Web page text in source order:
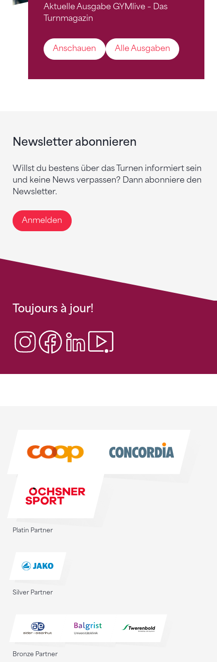
Aktuelle Ausgabe GYMlive – Das
Turnmagazin
Anschauen Alle Ausgaben
Newsletter abonnieren
Willst du bestens über das Turnen informiert sein
und keine News verpassen? Dann abonniere den
Newsletter.
Anmelden
Toujours à jour!
Platin Partner
Silver Partner
Bronze Partner